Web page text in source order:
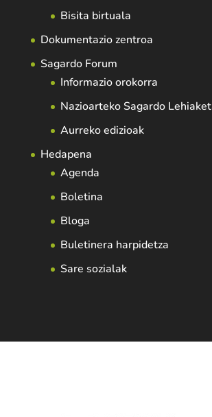
Bisita birtuala
Dokumentazio zentroa
Sagardo Forum
Informazio orokorra
Nazioarteko Sagardo
Aurreko edizioak
Hedapena
Agenda
Boletina
Bloga
Buletinera harpidetza
Sare sozialak